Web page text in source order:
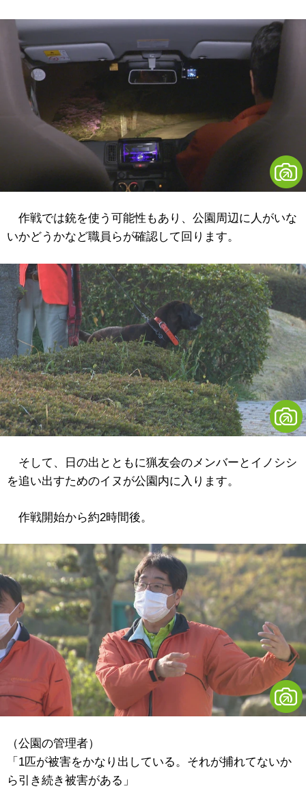
作戦では銃を使う可能性もあり、公園周辺に人がいな
いかどうかなど職員らが確認して回ります。
そして、日の出とともに猟友会のメンバーとイノシシ
を追い出すためのイヌが公園内に入ります。
作戦開始から約2時間後。
（公園の管理者）
「1匹が被害をかなり出している。それが捕れてないか
ら引き続き被害がある」